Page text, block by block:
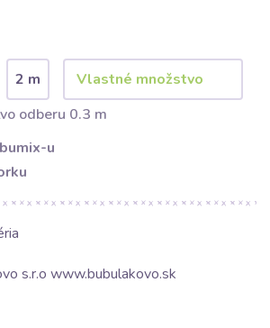
2 m
odberu 0.3 m
u
s.r.o www.bubulakovo.sk